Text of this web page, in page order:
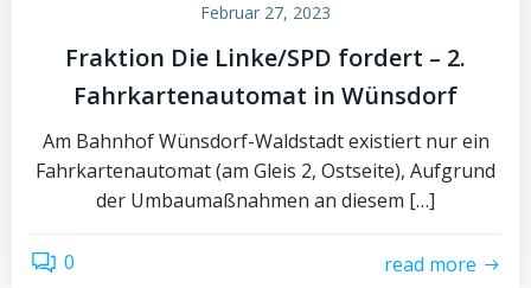
Februar 27, 2023
Fraktion Die Linke/SPD fordert – 2.
Fahrkartenautomat in Wünsdorf
Am Bahnhof Wünsdorf-Waldstadt existiert nur ein
Fahrkartenautomat (am Gleis 2, Ostseite), Aufgrund
der Umbaumaßnahmen an diesem […]
0 read more